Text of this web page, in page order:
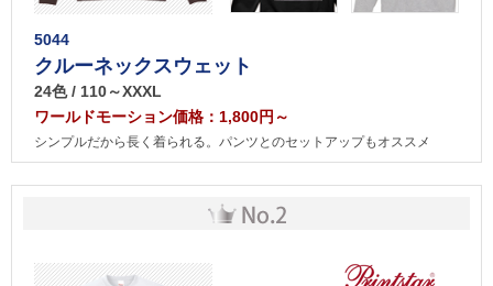
5044
クルーネックスウェット
24色 / 110～XXXL
ワールドモーション価格：1,800円～
シンプルだから長く着られる。パンツとのセットアップもオススメ